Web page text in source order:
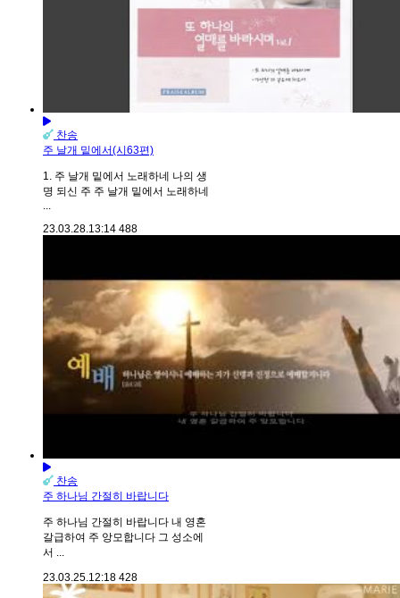
찬송
주 날개 밑에서(시63편)
1. 주 날개 밑에서 노래하네 나의 생
명 되신 주 주 날개 밑에서 노래하네
...
23.03.28.13:14 488
찬송
주 하나님 간절히 바랍니다
주 하나님 간절히 바랍니다 내 영혼
갈급하여 주 앙모합니다 그 성소에
서 ...
23.03.25.12:18 428